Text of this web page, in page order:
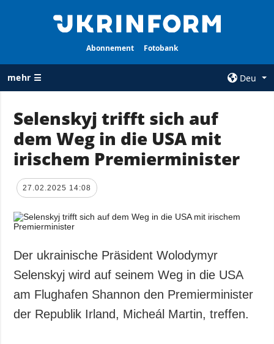
Abonnement Fotobank
mehr ☰
Deu
ALLE
RUBRIKEN
Krieg
Wiederaufbau
Politik
Militär
Gesellschaft und
Kultur
Sport
AGENTUR
Über uns
Politik zur
personenbezogener
Daten
Selenskyj trifft sich auf
dem Weg in die USA mit
irischem Premierminister
27.02.2025 14:08
Der ukrainische Präsident Wolodymyr
Selenskyj wird auf seinem Weg in die USA
am Flughafen Shannon den Premierminister
der Republik Irland, Micheál Martin, treffen.